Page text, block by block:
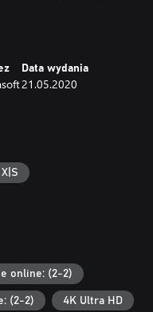
satelitarnie
Data wydania
21.05.2020
online: (2-2)
(2-2) 4K Ultra HD